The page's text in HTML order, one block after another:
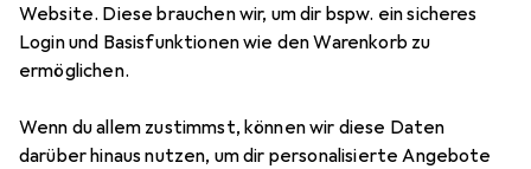
Website. Diese brauchen wir, um dir bspw. ein sicheres
Login und Basisfunktionen wie den Warenkorb zu
ermöglichen.
Wenn du allem zustimmst, können wir diese Daten
darüber hinaus nutzen, um dir personalisierte Angebote
NoreveLederschutzhülle Wallet
Preis in EUR inkl. MwSt.
EUR
129,–